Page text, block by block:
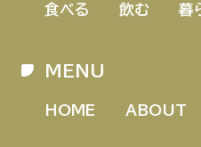
食べる 飲む 暮
MENU
HOME ABOUT